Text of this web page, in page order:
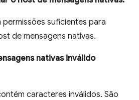
suficientes para
de mensagens nativas.
nativas inválido
caracteres inválidos. São